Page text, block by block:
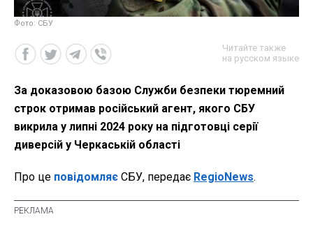
Фото: СБУ
Читайте также
на русском языке
За доказовою базою Служби безпеки тюремний
строк отримав російський агент, якого СБУ
викрила у липні 2024 року на підготовці серії
диверсій у Черкаській області
Про це повідомляє СБУ, передає RegioNews.